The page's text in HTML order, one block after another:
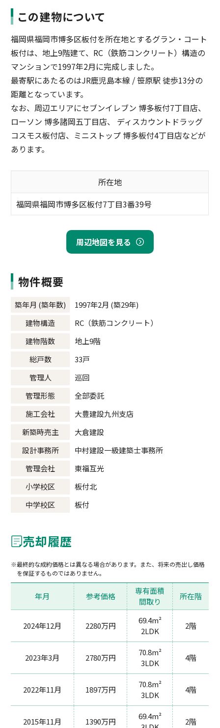
この建物について
福岡県福岡市博多区板付を所在地とするグラン・コート
板付は、地上9階建て、RC（鉄筋コンクリート）構造の
マンションで1997年2月に完成しました。
最寄駅にあたるのはJR鹿児島本線 / 笹原駅 徒歩13分の
距離となっています。
なお、周辺エリアにセブンイレブン 博多板付7丁目店、
ローソン 博多諸岡五丁目店、 ディスカウントドラッグ
コスモス板付店、ミニストップ 博多板付4丁目店などが
あります。
所在地
福岡県福岡市博多区板付7丁目3番39号
周辺地図を見る
物件概要
築年月 (築年数)
1997年2月 (築29年)
建物構造
RC（鉄筋コンクリート）
建物階数
地上9階
総戸数
33戸
管理人
巡回
管理形態
全部委託
施工会社
大豊建設九州支店
新築時売主
大倉建設
設計事務所
中村建設一級建築士事務所
管理会社
東福互光
小学校区
板付北
中学校区
板付
売却履歴
最終的な成約価格とは異なる場合があります。また、将来の売出し価格
を保証するものではありません。
年月 参考価格
専有面積
間取り
所在階
2024年12月 2280万円
69.4m²
2LDK
2階
2023年3月 2780万円
70.8m²
3LDK
4階
2022年11月 1897万円
70.8m²
3LDK
4階
2015年11月 1390万円
69.4m²
2階